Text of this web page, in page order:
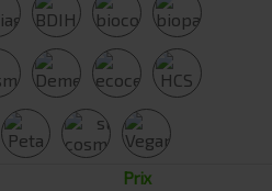
Prix